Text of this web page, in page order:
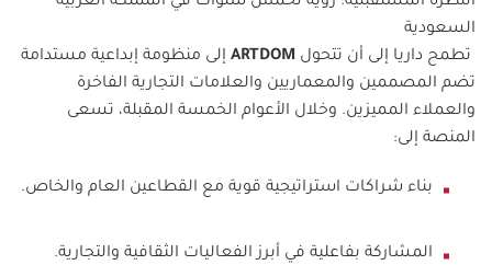
السعودية
تطمح داريا إلى أن تتحول ARTDOM إلى منظومة إبداعية مستدامة
تضم المصممين والمعماريين والعلامات التجارية الفاخرة
والعملاء المميزين. وخلال الأعوام الخمسة المقبلة، تسعى
المنصة إلى:
بناء شراكات استراتيجية قوية مع القطاعين العام والخاص.
المشاركة بفاعلية في أبرز الفعاليات الثقافية والتجارية.